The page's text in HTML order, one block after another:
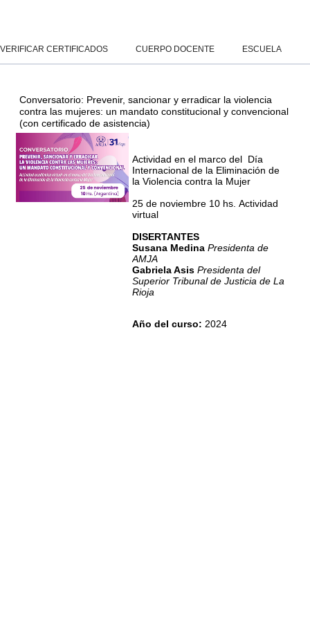
VERIFICAR CERTIFICADOS CUERPO DOCENTE ESCUELA
Conversatorio: Prevenir, sancionar y erradicar la violencia
contra las mujeres: un mandato constitucional y convencional
(con certificado de asistencia)
Actividad en el marco del Día
Internacional de la Eliminación de
la Violenciacontra la Mujer
25 de noviembre 10 hs. Actividad
virtual
DISERTANTES
Susana Medina Presidenta de
AMJA
Gabriela Asis Presidenta del
Superior Tribunal de Justicia de La
Rioja
Año del curso: 2024